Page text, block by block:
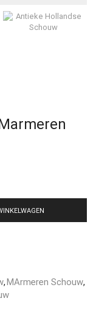
,MArmeren Schouw,